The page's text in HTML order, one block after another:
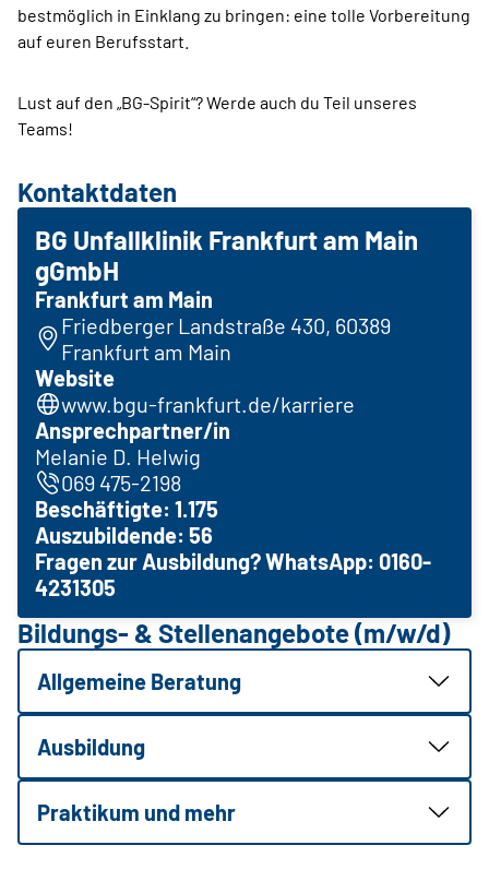
bestmöglich in Einklang zu bringen: eine tolle Vorbereitung
auf euren Berufsstart.
Lust auf den „BG-Spirit“? Werde auch du Teil unseres
Teams!
Kontaktdaten
BG Unfallklinik Frankfurt am Main
gGmbH
Frankfurt am Main
Friedberger Landstraße 430, 60389
Frankfurt am Main
Website
www.bgu-frankfurt.de/karriere
Ansprechpartner/in
Melanie D. Helwig
069 475-2198
Beschäftigte: 1.175
Auszubildende: 56
Fragen zur Ausbildung? WhatsApp: 0160-
4231305
Bildungs- & Stellenangebote (m/w/d)
Allgemeine Beratung
Ausbildung
Praktikum und mehr